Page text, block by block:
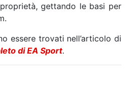
gettando le basi per
essere trovati nell’articolo di
di EA Sport.